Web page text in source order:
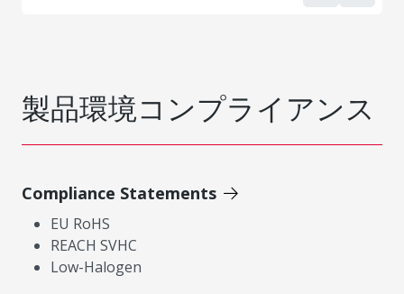
製品環境コンプライアンス
Compliance Statements
EU RoHS
REACH SVHC
Low-Halogen